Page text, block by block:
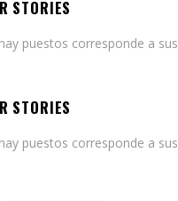
STORIES
puestos corresponde a sus
STORIES
puestos corresponde a sus